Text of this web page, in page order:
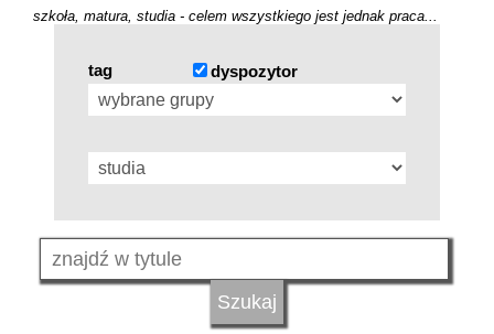
szkoła, matura, studia - celem wszystkiego jest jednak praca...
tag dyspozytor